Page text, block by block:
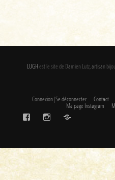
LUGHest le site de Damien Lutz, artisan
Connexion|Se déconnecter Contact
Ma page Instagram
FaceBook Instagram Etsy